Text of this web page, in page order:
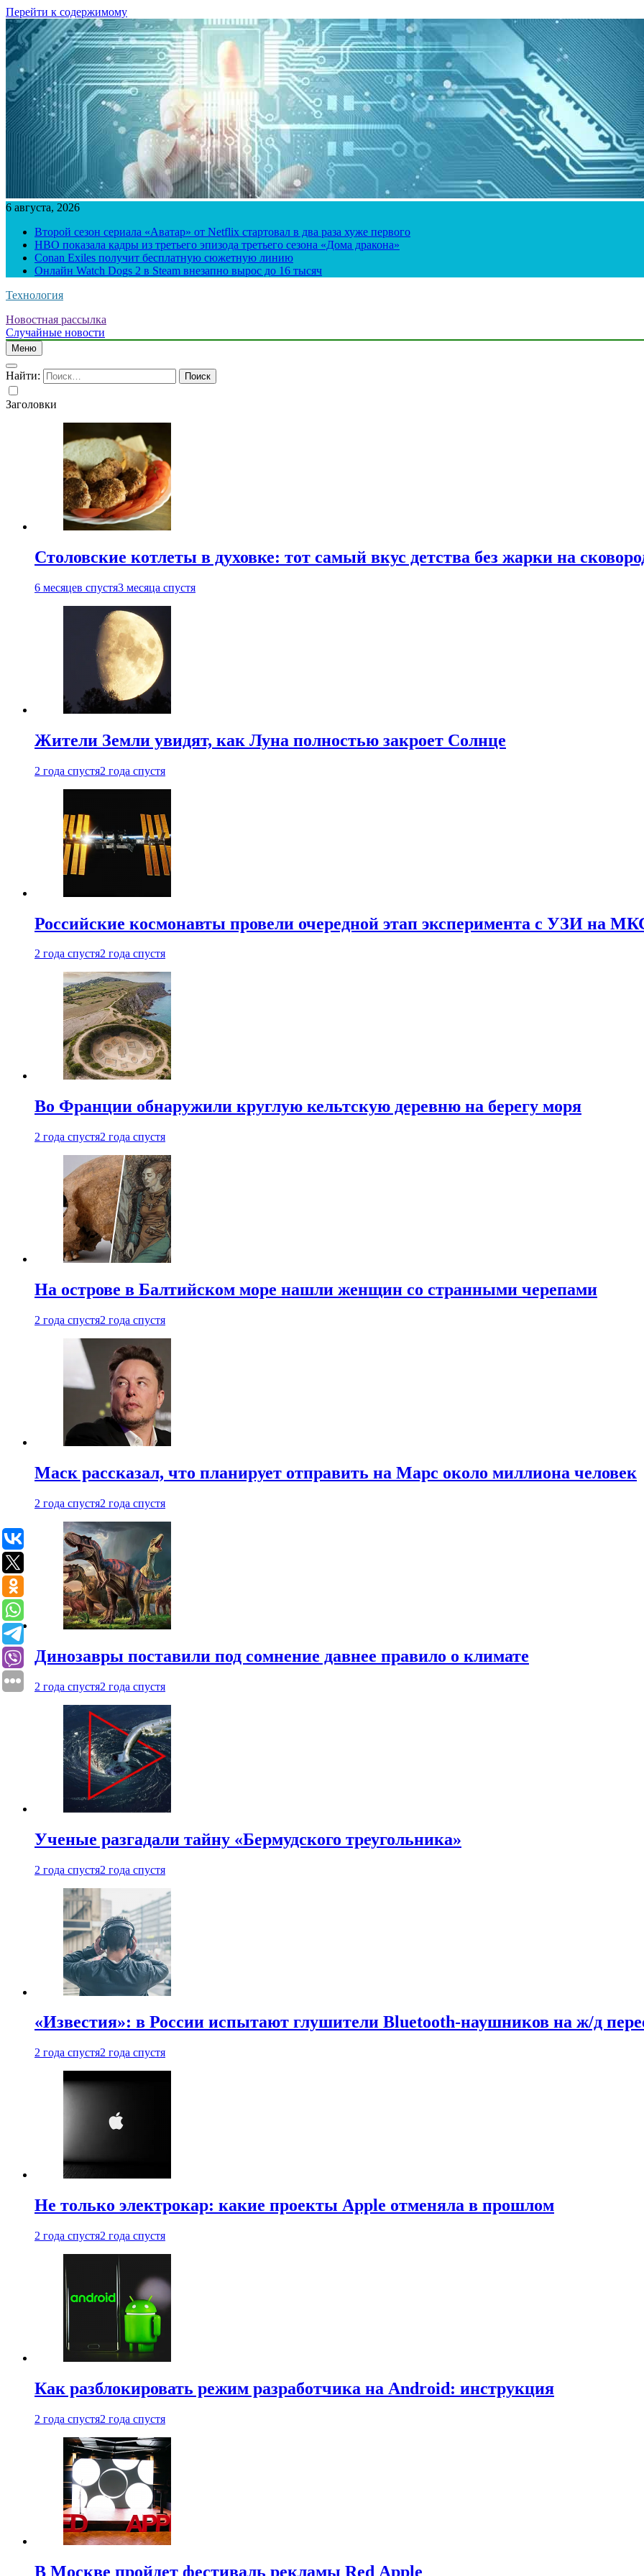
Перейти к содержимому
6 августа, 2026
Второй сезон сериала «Аватар» от Netflix стартовал в два раза хуже первого
HBO показала кадры из третьего эпизода третьего сезона «Дома дракона»
Conan Exiles получит бесплатную сюжетную линию
Онлайн Watch Dogs 2 в Steam внезапно вырос до 16 тысяч
Технология
Новостная рассылка
Случайные новости
Меню
Найти:
Заголовки
Столовские котлеты в духовке: тот самый вкус детства без жарки на
6 месяцев спустя3 месяца спустя
Жители Земли увидят, как Луна полностью закроет Солнце
2 года спустя2 года спустя
Российские космонавты провели очередной этап эксперимента с УЗИ на
2 года спустя2 года спустя
Во Франции обнаружили круглую кельтскую деревню на берегу моря
2 года спустя2 года спустя
На острове в Балтийском море нашли женщин со странными черепами
2 года спустя2 года спустя
Маск рассказал, что планирует отправить на Марс около миллиона человек
2 года спустя2 года спустя
Динозавры поставили под сомнение давнее правило о климате
2 года спустя2 года спустя
Ученые разгадали тайну «Бермудского треугольника»
2 года спустя2 года спустя
«Известия»: в России испытают глушители Bluetooth-наушников на ж/д
2 года спустя2 года спустя
Не только электрокар: какие проекты Apple отменяла в прошлом
2 года спустя2 года спустя
Как разблокировать режим разработчика на Android: инструкция
2 года спустя2 года спустя
В Москве пройдет фестиваль рекламы Red Apple